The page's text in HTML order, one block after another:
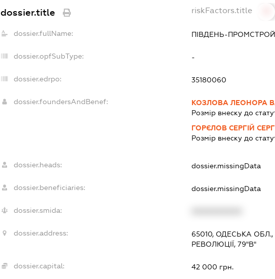
dossier.title riskFactors.title
dossier.fullName: ПІВДЕНЬ-
dossier.opfSubType: -
dossier.edrpo: 35180060
dossier.foundersAndBenef:
КОЗЛОВА ЛЕОНОРА
Розмір внеску до
ГОРЄЛОВ СЕРГІЙ
Розмір внеску до
dossier.heads: dossier.missingData
dossier.beneficiaries: dossier.missingData
dossier.smida:
dossier.address:
65010, ОДЕСЬКА
РЕВОЛЮЦІЇ, 79"В"
dossier.capital: 42 000 грн.